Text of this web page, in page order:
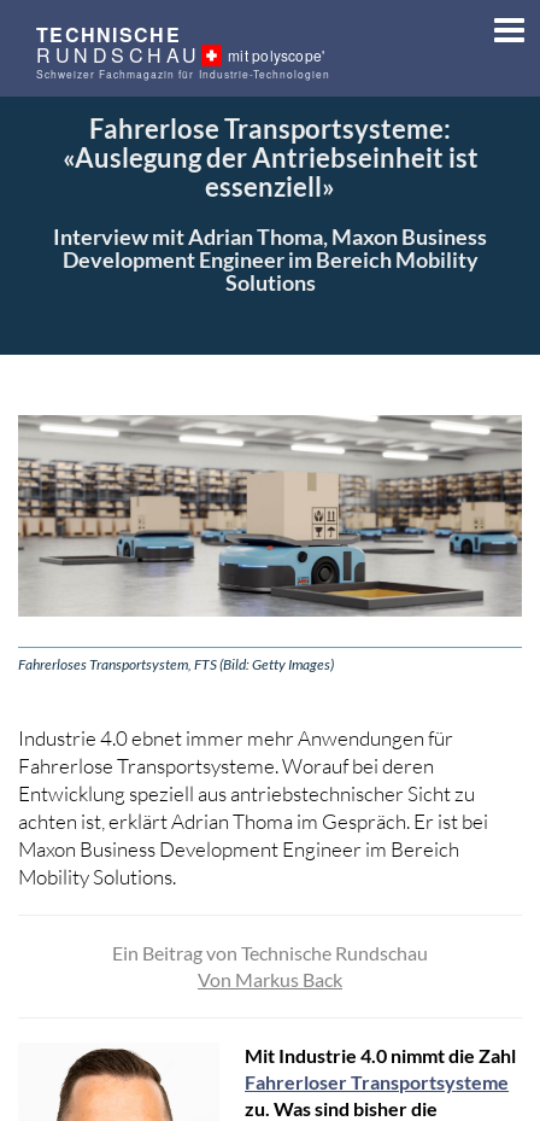
TECHNISCHE
RUNDSCHAU mit polyscope'
Schweizer Fachmagazin für Industrie-Technologien
Fahrerlose Transportsysteme:
«Auslegung der Antriebseinheit ist
essenziell»
Interview mit Adrian Thoma, Maxon Business
Development Engineer im Bereich Mobility
Solutions
Fahrerloses Transportsystem, FTS (Bild: Getty Images)
Industrie 4.0 ebnet immer mehr Anwendungen für
Fahrerlose Transportsysteme. Worauf bei deren
Entwicklung speziell aus antriebstechnischer Sicht zu
achten ist, erklärt Adrian Thoma im Gespräch. Er ist bei
Maxon Business Development Engineer im Bereich
Mobility Solutions.
Ein Beitrag von Technische Rundschau
Von Markus Back
Mit Industrie 4.0 nimmt die Zahl
Fahrerloser Transportsysteme
zu. Was sind bisher die